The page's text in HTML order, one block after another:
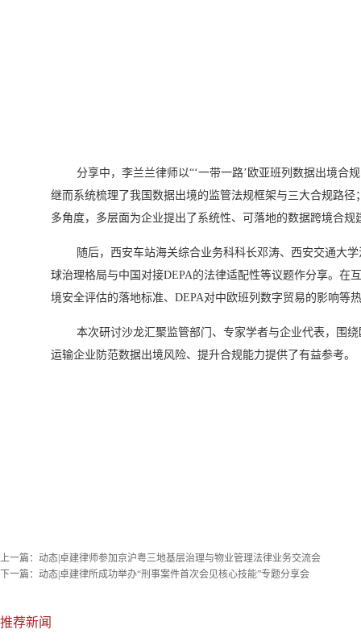
分享中，李兰兰律师以“‘一带一路’欧亚班列数据出境合
继而系统梳理了我国数据出境的监管法规框架与三大合规路
多角度，多层面为企业提出了系统性、可落地的数据跨境合
随后，西安车站海关综合业务科科长邓涛、西安交通大
球治理格局与中国对接DEPA的法律适配性等议题作分享。在
境安全评估的落地标准、DEPA对中欧班列数字贸易的影响等
本次研讨沙龙汇聚监管部门、专家学者与企业代表，围
运输企业防范数据出境风险、提升合规能力提供了有益参考。
上一篇： 动态|卓建律师参加京沪粤三地基层治理与物业管理法律业务交流会
下一篇： 动态|卓建律所成功举办“刑事案件首次会见核心技能”专题分享会
推荐新闻